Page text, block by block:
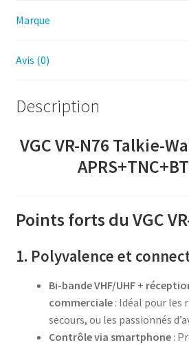
Marque
Avis (0)
Description
VGC VR-N76 Talkie-
Points forts du VGC
1. Polyvalence et
Bi-bande VHF/UHF+
commerciale: Idéal pour les
secours, ou les passionnés
Contrôle via smartphone: